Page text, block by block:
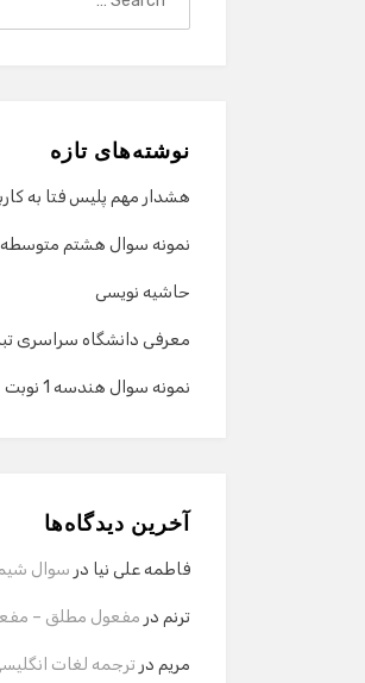
نوشته‌های تازه
هشدار مهم پلیس فتا به
نمونه سوال هشتم
حاشیه نویسی
معرفی دانشگاه سراسری
نمونه سوال هندسه 1 نوبت اول دی 93
آخرین دیدگاه‌ها
فاطمه علی نیا در سوال
ترنم در مفعول مطلق –
مریم در ترجمه لغات